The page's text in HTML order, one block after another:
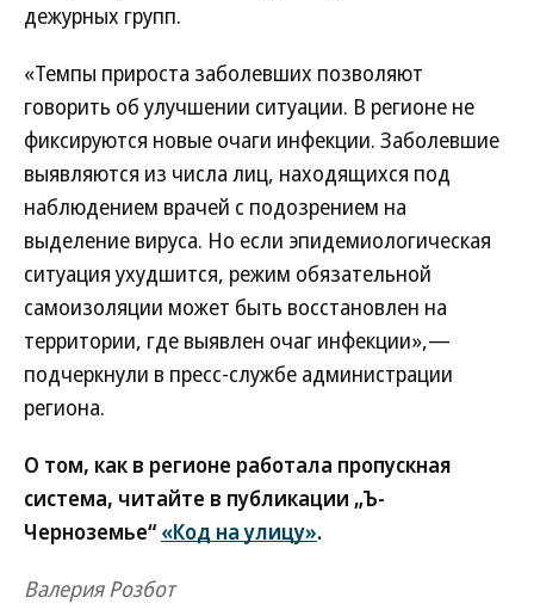
дежурных групп.
«Темпы прироста заболевших позволяют
говорить об улучшении ситуации. В регионе не
фиксируются новые очаги инфекции. Заболевшие
выявляются из числа лиц, находящихся под
наблюдением врачей с подозрением на
выделение вируса. Но если эпидемиологическая
ситуация ухудшится, режим обязательной
самоизоляции может быть восстановлен на
территории, где выявлен очаг инфекции»,—
подчеркнули в пресс-службе администрации
региона.
О том, как в регионе работала пропускная
система, читайте в публикации „Ъ-
Черноземье“ «Код на улицу».
Валерия Розбот